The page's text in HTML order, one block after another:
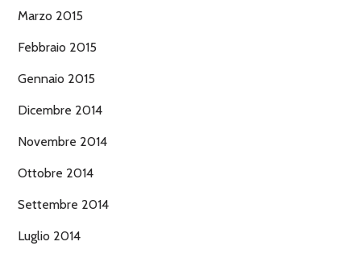
Marzo 2015
Febbraio 2015
Gennaio 2015
Dicembre 2014
Novembre 2014
Ottobre 2014
Settembre 2014
Luglio 2014